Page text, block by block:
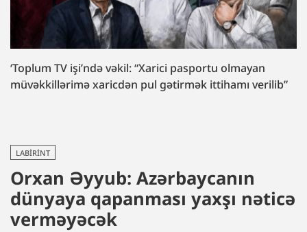
‘Toplum TV işi’ndə vəkil: “Xarici pasportu olmayan
müvəkkillərimə xaricdən pul gətirmək ittihamı verilib”
LABIRINT
Orxan Əyyub: Azərbaycanın
dünyaya qapanması yaxşı nəticə
verməyəcək